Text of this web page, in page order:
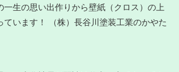
一生の思い出作りから壁紙（クロス）の上
ています！ （株）長谷川塗装工業のかやた